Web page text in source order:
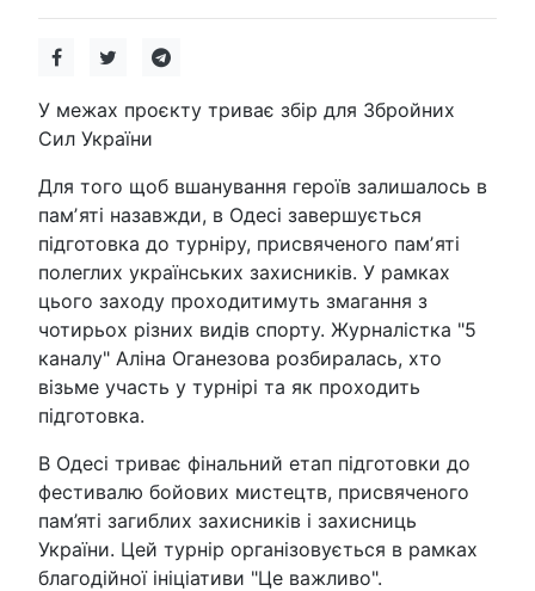
У межах проєкту триває збір для Збройних
Сил України
Для того щоб вшанування героїв залишалось в
памʼяті назавжди, в Одесі завершується
підготовка до турніру, присвяченого памʼяті
полеглих українських захисників. У рамках
цього заходу проходитимуть змагання з
чотирьох різних видів спорту. Журналістка "5
каналу" Аліна Оганезова розбиралась, хто
візьме участь у турнірі та як проходить
підготовка.
В Одесі триває фінальний етап підготовки до
фестивалю бойових мистецтв, присвяченого
пам’яті загиблих захисників і захисниць
України. Цей турнір організовується в рамках
благодійної ініціативи "Це важливо".